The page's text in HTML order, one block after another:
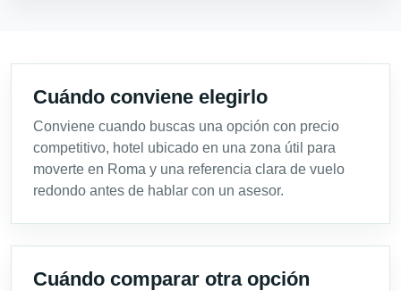
Cuándo conviene elegirlo
Conviene cuando buscas una opción con precio
competitivo, hotel ubicado en una zona útil para
moverte en Roma y una referencia clara de vuelo
redondo antes de hablar con un asesor.
Cuándo comparar otra opción